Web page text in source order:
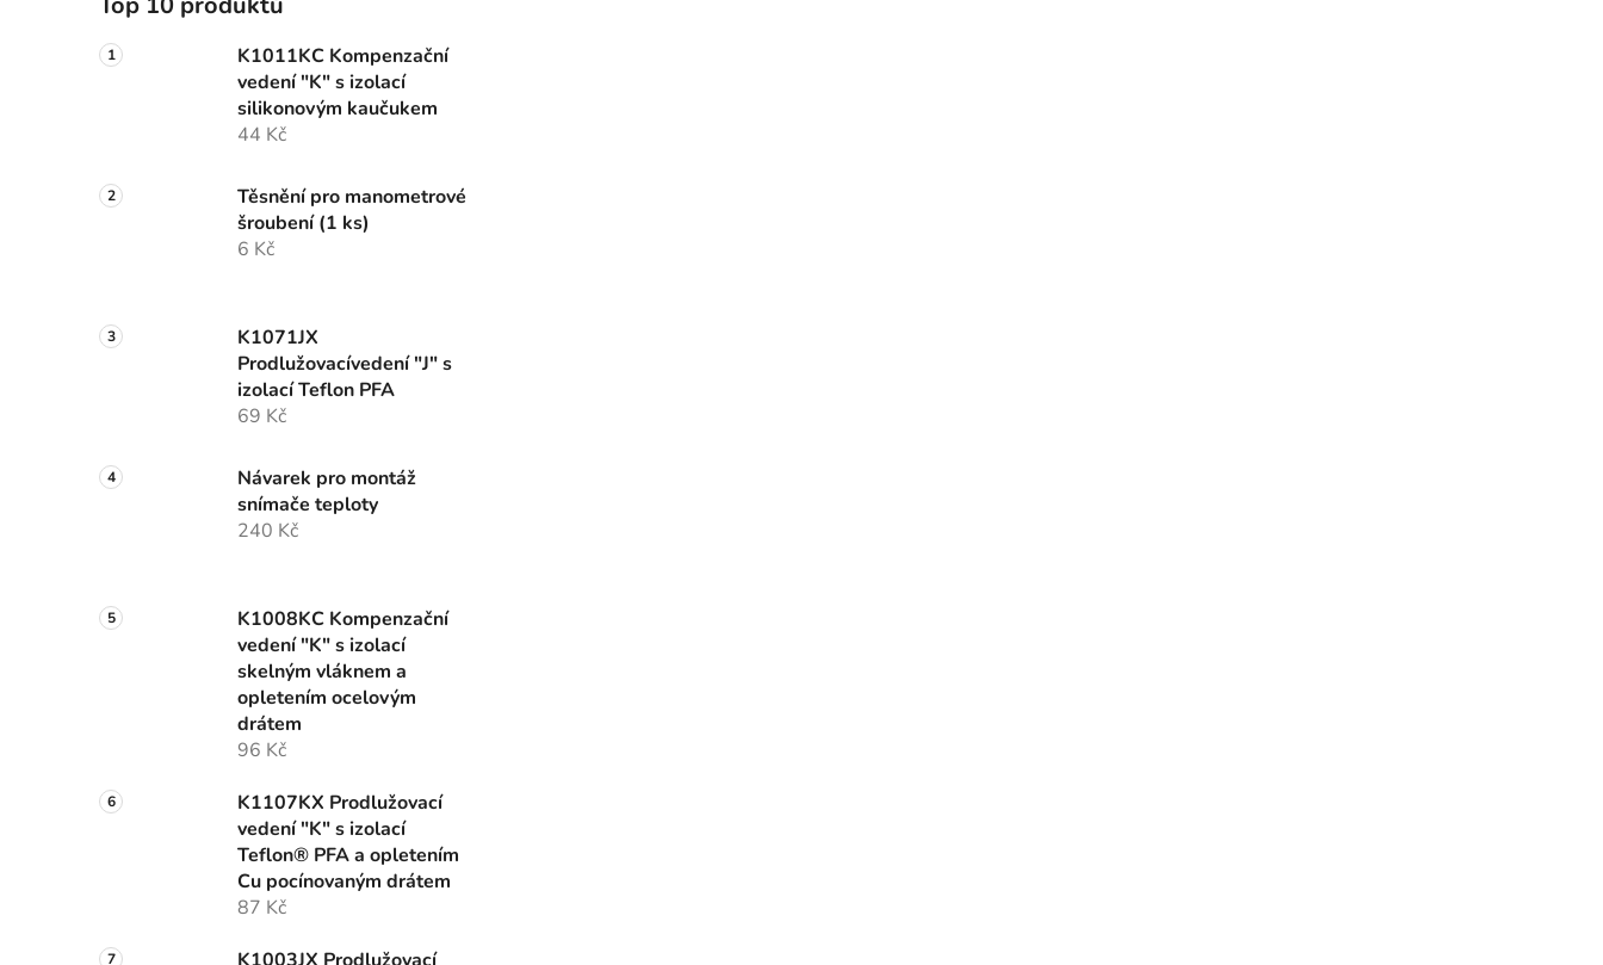
K1011KC Kompenzační
vedení "K" s izolací
silikonovým kaučukem
44 Kč
Těsnění pro manometrové
šroubení (1 ks)
6 Kč
K1071JX
Prodlužovacívedení "J" s
izolací Teflon PFA
69 Kč
Návarek pro montáž
snímače teploty
240 Kč
K1008KC Kompenzační
vedení "K" s izolací
skelným vláknem a
opletením ocelovým
drátem
96 Kč
K1107KX Prodlužovací
vedení "K" s izolací
Teflon® PFA a opletením
Cu pocínovaným drátem
87 Kč